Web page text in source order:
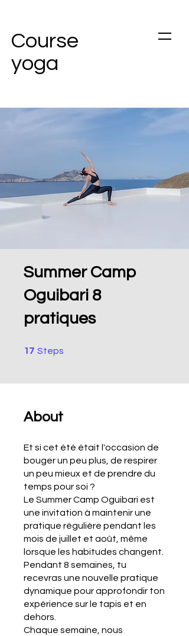
Course
yoga
Summer Camp
Oguibari 8
pratiques
17 Steps
About
Et si cet été était l'occasion de
bouger un peu plus, de respirer
un peu mieux et de prendre du
temps pour soi ?
Le Summer Camp Oguibari est
une invitation à maintenir une
pratique régulière pendant les
mois de juillet et août, même
lorsque les habitudes changent.
Pendant 8 semaines, tu
recevras une nouvelle pratique
dynamique pour approfondir ton
expérience sur le tapis et en
dehors.
Chaque semaine, nous